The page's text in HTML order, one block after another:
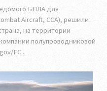
БПЛА для
Аircraft, CCA), решили
на территории
полупроводниковой
FC...